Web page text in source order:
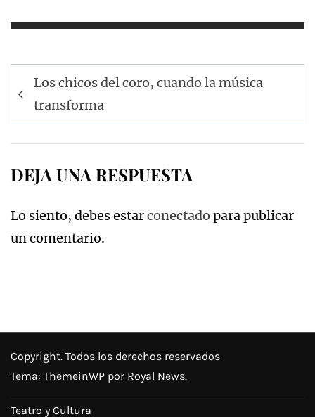
Navegación
de
entradas
Los chicos del coro, cuando la música
transforma
DEJA UNA RESPUESTA
Lo siento, debes estarconectado para publicar
un comentario.
Copyright. Todos los derechos reservados
Tema: ThemeinWP por Royal News.
Teatro y Cultura